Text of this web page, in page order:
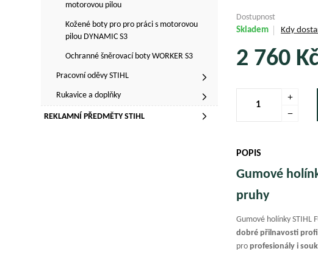
motorovou pilou
Kožené boty pro pro práci s motorovou
pilou DYNAMIC S3
Ochranné šněrovací boty WORKER S3
Pracovní oděvy STIHL
Rukavice a doplňky
REKLAMNÍ PŘEDMĚTY STIHL
Dostupnost
Skladem
Kdy
2 760
POPIS
Gumové
pruhy
Gumové holínky STIHL
dobré přilnavosti
proprofesionály i